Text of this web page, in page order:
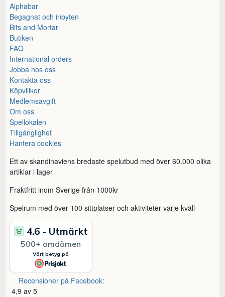
Alphabar
Begagnat och inbyten
Bits and Mortar
Butiken
FAQ
International orders
Jobba hos oss
Kontakta oss
Köpvillkor
Medlemsavgift
Om oss
Spellokalen
Tillgänglighet
Hantera cookies
Ett av skandinaviens bredaste spelutbud med över 60.000 olika
artiklar i lager
Fraktfritt inom Sverige från 1000kr
Spelrum med över 100 sittplatser och aktiviteter varje kväll
Recensioner på Facebook:
4,9 av 5